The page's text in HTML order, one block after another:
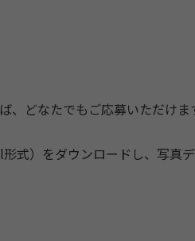
、どなたでもご応募いただけま
式）をダウンロードし、写真